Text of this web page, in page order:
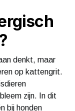
denkt, maar
op kattengrit.
zijn. In dit
bij honden